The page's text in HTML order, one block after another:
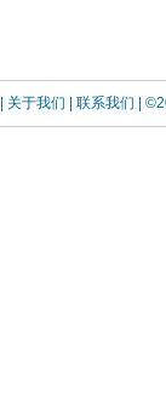
| 关于我们 | 联系我们 |